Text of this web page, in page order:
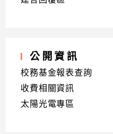
公開資訊
校務基金報表查詢
收費相關資訊
太陽光電專區